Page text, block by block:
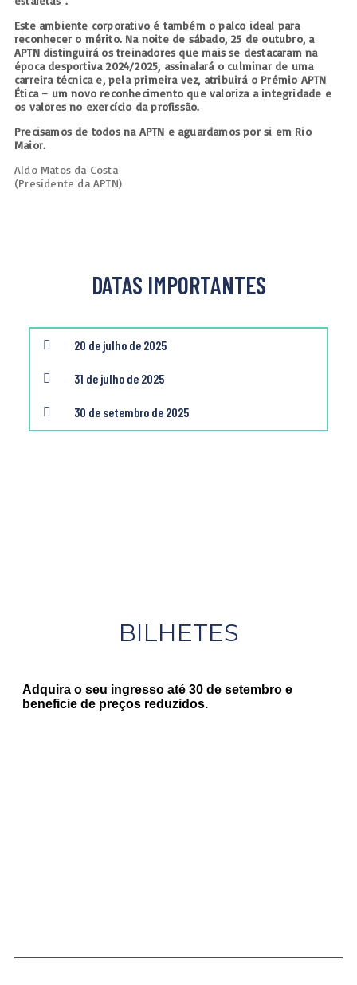
Este ambiente corporativo é também o palco ideal para
reconhecer o mérito. Na noite de sábado, 25 de outubro, a
APTN distinguirá os treinadores que mais se destacaram na
época desportiva 2024/2025, assinalará o culminar de uma
carreira técnica e, pela primeira vez, atribuirá o Prémio APTN
Ética – um novo reconhecimento que valoriza a integridade e
os valores no exercício da profissão.
Precisamos de todos na APTN e aguardamos por si em Rio
Maior.
Aldo Matos da Costa
(Presidente da APTN)
DATAS IMPORTANTES
20 de julho de 2025
31 de julho de 2025
30 de setembro de 2025
BILHETES
Adquira o seu ingresso até 30 de setembro e
beneficie de preços reduzidos.